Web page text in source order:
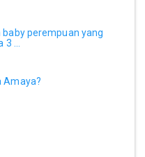
perempuan yang
...
Amaya?